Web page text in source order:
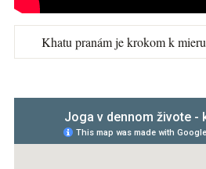
Khatu pranám je krokom k mieru